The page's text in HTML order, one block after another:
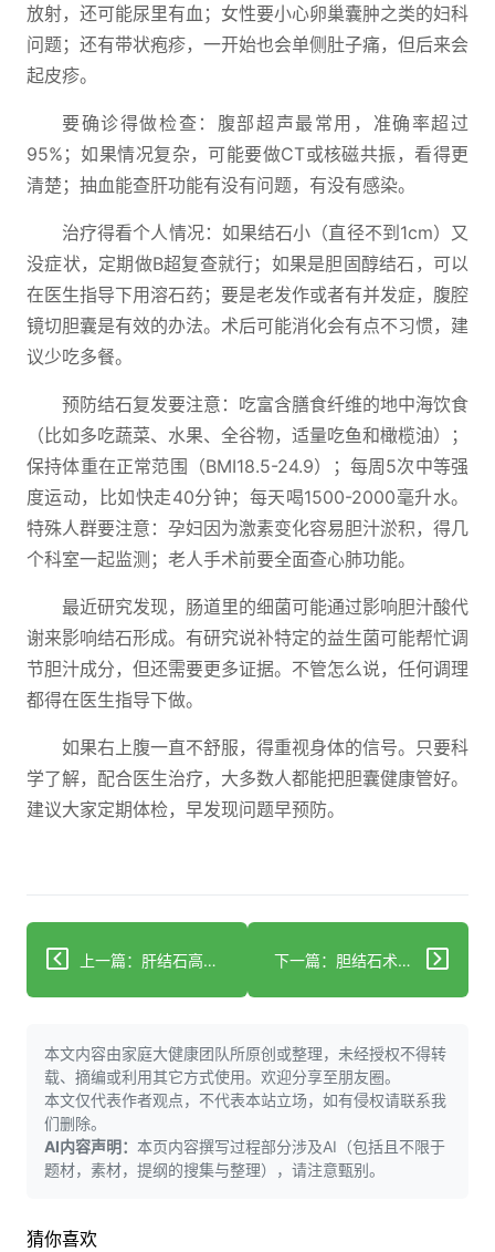
放射，还可能尿里有血；女性要小心卵巢囊肿之类的妇科
问题；还有带状疱疹，一开始也会单侧肚子痛，但后来会
起皮疹。
要确诊得做检查：腹部超声最常用，准确率超过
95%；如果情况复杂，可能要做CT或核磁共振，看得更
清楚；抽血能查肝功能有没有问题，有没有感染。
治疗得看个人情况：如果结石小（直径不到1cm）又
没症状，定期做B超复查就行；如果是胆固醇结石，可以
在医生指导下用溶石药；要是老发作或者有并发症，腹腔
镜切胆囊是有效的办法。术后可能消化会有点不习惯，建
议少吃多餐。
预防结石复发要注意：吃富含膳食纤维的地中海饮食
（比如多吃蔬菜、水果、全谷物，适量吃鱼和橄榄油）；
保持体重在正常范围（BMI18.5-24.9）；每周5次中等强
度运动，比如快走40分钟；每天喝1500-2000毫升水。
特殊人群要注意：孕妇因为激素变化容易胆汁淤积，得几
个科室一起监测；老人手术前要全面查心肺功能。
最近研究发现，肠道里的细菌可能通过影响胆汁酸代
谢来影响结石形成。有研究说补特定的益生菌可能帮忙调
节胆汁成分，但还需要更多证据。不管怎么说，任何调理
都得在医生指导下做。
如果右上腹一直不舒服，得重视身体的信号。只要科
学了解，配合医生治疗，大多数人都能把胆囊健康管好。
建议大家定期体检，早发现问题早预防。
上一篇：肝结石高危人群必看：科学控脂+饮食分段降低复发风险 下一篇：胆结石术后腹胀别慌，3类方法帮你缓解
本文内容由家庭大健康团队所原创或整理，未经授权不得转
载、摘编或利用其它方式使用。欢迎分享至朋友圈。
本文仅代表作者观点，不代表本站立场，如有侵权请联系我
们删除。
AI内容声明： 本页内容撰写过程部分涉及AI（包括且不限于
题材，素材，提纲的搜集与整理），请注意甄别。
猜你喜欢